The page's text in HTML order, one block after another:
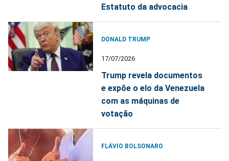
Estatuto da advocacia
DONALD TRUMP
17/07/2026
Trump revela documentos
e expõe o elo da Venezuela
com as máquinas de
votação
FLÁVIO BOLSONARO